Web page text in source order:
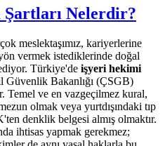
Nelerdir?
meslektaşımız, kariyerlerine
vermek istediklerinde doğal
Türkiye'de işyeri hekimi
Güvenlik Bakanlığı (ÇSGB)
Temel ve en vazgeçilmez kural,
olmak veya yurtdışındaki tıp
denklik belgesi almış olmaktır.
ihtisas yapmak gerekmez;